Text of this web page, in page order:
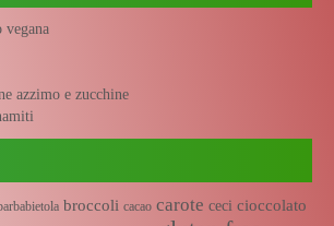
vegana
azzimo e zucchine
broccoli cacao carote ceci cioccolato